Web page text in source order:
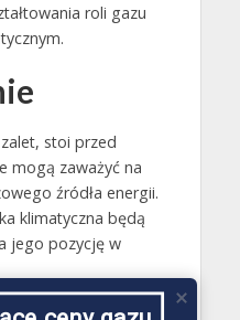
roli gazu
stoi przed
mogą zaważyć na
źródła energii.
klimatyczna będą
jego pozycję w